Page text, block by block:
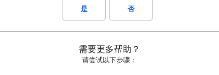
是 否
需要更多帮助？
请尝试以下步骤：